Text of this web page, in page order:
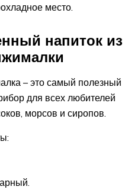
место.
напиток из
– это самый полезный
для всех любителей
морсов и сиропов.